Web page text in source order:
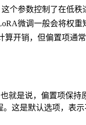
个参数控制了在低秩
微调一般会将权重
算开销，但偏置项通
就是说，偏置项保持
这是默认选项，表示